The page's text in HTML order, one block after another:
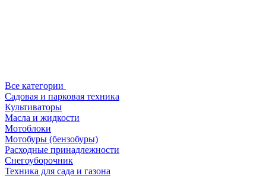
Все категории
Садовая и парковая техника
Культиваторы
Масла и жидкости
Мотоблоки
Мотобуры (бензобуры)
Расходные принадлежности
Снегоуборочник
Техника для сада и газона